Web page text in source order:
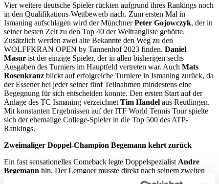
Vier weitere deutsche Spieler rückten aufgrund ihres Rankings noch
in den Qualifikations-Wettbewerb nach. Zum ersten Mal in
Ismaning aufschlagen wird der MünchnerPeter Gojowczyk, der in
seiner besten Zeit zu den Top 40 der Weltrangliste gehörte.
Zusätzlich werden zwei alte Bekannte den Weg zu den
WOLFFKRAN OPEN by Tannenhof 2023 finden. Daniel
Masur ist der einzige Spieler, der in allen bisherigen sechs
Ausgaben des Turniers im Hauptfeld vertreten war. Auch Mats
Rosenkranz blickt auf erfolgreiche Turniere in Ismaning zurück, da
der Essener bei jeder seiner fünf Teilnahmen mindestens eine
Begegnung für sich entscheiden konnte. Den ersten Start auf der
Anlage des TC Ismaning verzeichnet Tim Handel aus Reutlingen.
Mit konstanten Ergebnissen auf der ITF World Tennis Tour spielte
sich der ehemalige College-Spieler in die Top 500 des ATP-
Rankings.
Zweimaliger Doppel-Champion Begemann kehrt zurück
Ein fast sensationelles Comeback legte Doppelspezialist Andre
Begemann hin. Der Lemgoer musste direkt nach seinem zweiten
Titelgewinn bei den WOLFFKRAN OPEN 2021 eine Turnierpause